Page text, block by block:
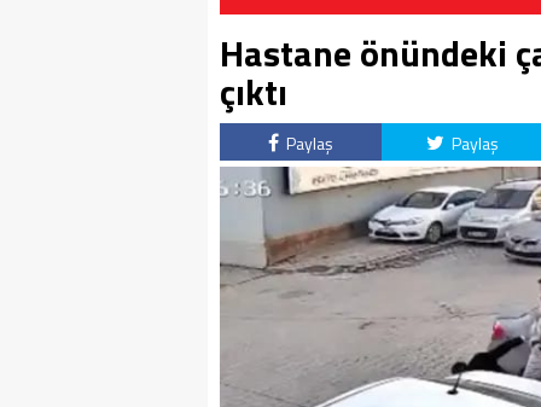
Hastane önündeki
çıktı
Paylaş Paylaş